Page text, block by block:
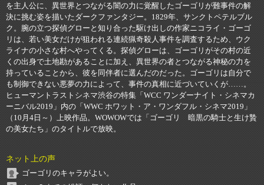
を主人公に、異世界とつながる闇の力に覚醒したゴーゴリが難事件の解
決に挑む姿を描いたダークファンタジー。1829年、サンクトペテルブル
ク。腕の立つ探偵グローと知り合った駆け出しの作家ニコライ・ゴーゴ
リは、若い美女だけが狙われる連続猟奇殺人事件を調査するため、ウク
ライナの小さな村へやってくる。探偵グローは、ゴーゴリがその村の近
くの出身で土地勘があることに加え、異世界の者とつながる神秘の力を
持っていることから、彼を同伴者に選んだのだった。ゴーゴリは自分で
も制御できない悪夢の力によって、事件の真相に近づいていくが……。
ヒューマントラストシネマ渋谷の特集「WCC ワンダーナイト・シネマカ
ーニバル2019」内の「WWC ホワット・ア・ワンダフル・シネマ2019」
（10月4日～）上映作品。WOWOWでは「ゴーゴリ 暗黒の騎士と生け贄
の美女たち」のタイトルで放映。
ネット上の声
ゴーゴリのキャラがよい。